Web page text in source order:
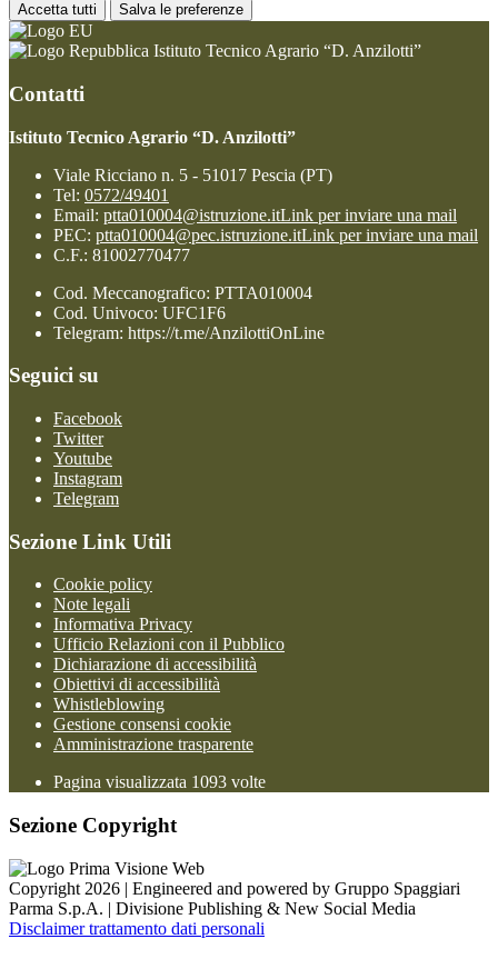
Accetta tutti Salva le preferenze
Istituto Tecnico Agrario “D. Anzilotti”
Contatti
Istituto Tecnico Agrario “D. Anzilotti”
Viale Ricciano n. 5 - 51017 Pescia (PT)
Tel: 0572/49401
Email: ptta010004@istruzione.itLink per inviare una mail
PEC: ptta010004@pec.istruzione.itLink per inviare una mail
C.F.: 81002770477
Cod. Meccanografico: PTTA010004
Cod. Univoco: UFC1F6
Telegram: https://t.me/AnzilottiOnLine
Seguici su
Facebook
Twitter
Youtube
Instagram
Telegram
Sezione Link Utili
Cookie policy
Note legali
Informativa Privacy
Ufficio Relazioni con il Pubblico
Dichiarazione di accessibilità
Obiettivi di accessibilità
Whistleblowing
Gestione consensi cookie
Amministrazione trasparente
Pagina visualizzata 1093 volte
Sezione Copyright
Copyright 2026 | Engineered and powered by Gruppo Spaggiari
Parma S.p.A. | Divisione Publishing & New Social Media
Disclaimer trattamento dati personali